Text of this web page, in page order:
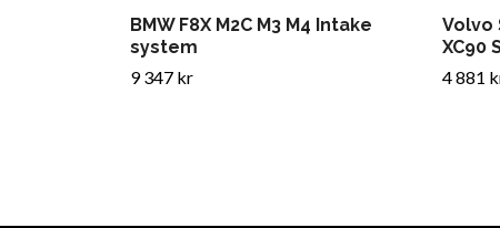
BMW F8X M2C M3 M4 Intake
system
9 347 kr
Volvo
XC90
4 881